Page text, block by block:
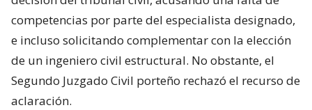
competencias por parte del especialista designado,
e incluso solicitando complementar con la elección
de un ingeniero civil estructural. No obstante, el
Segundo Juzgado Civil porteño rechazó el recurso de
aclaración.